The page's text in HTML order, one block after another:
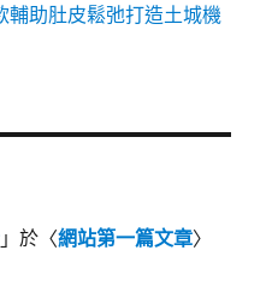
輔助肚皮鬆弛打造土城機
」於〈網站第一篇文章〉